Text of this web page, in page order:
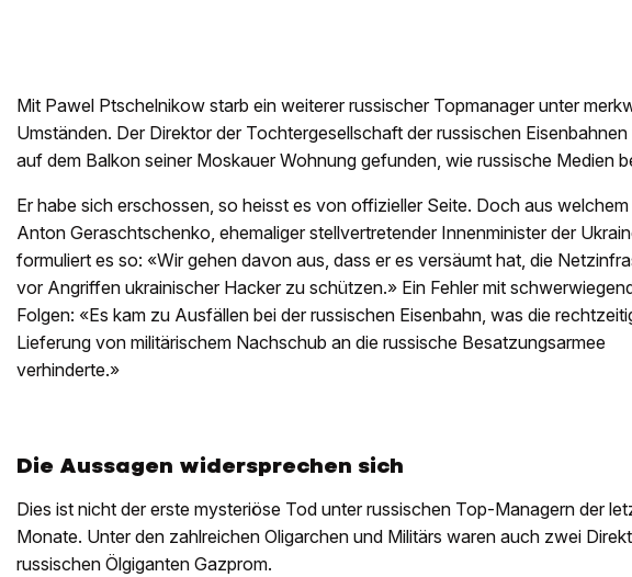
Mit Pawel Ptschelnikow starb ein weiterer russischer Topmanager unter
Umständen. Der Direktor der Tochtergesellschaft der russischen
auf dem Balkon seiner Moskauer Wohnung gefunden, wie russische Medien
Er habe sich erschossen, so heisst es von offizieller Seite. Doch aus welchem
Anton Geraschtschenko, ehemaliger stellvertretender Innenminister der
formuliert es so: «Wir gehen davon aus, dass er es versäumt hat, die
vor Angriffen ukrainischer Hacker zu schützen.» Ein Fehler mit
Folgen: «Es kam zu Ausfällen bei der russischen Eisenbahn, was die
Lieferung von militärischem Nachschub an die russische Besatzungsarmee
verhinderte.»
Die Aussagen widersprechen sich
Dies ist nicht der erste mysteriöse Tod unter russischen Top-Managern der
Monate. Unter den zahlreichen Oligarchen und Militärs waren auch zwei
russischen Ölgiganten Gazprom.